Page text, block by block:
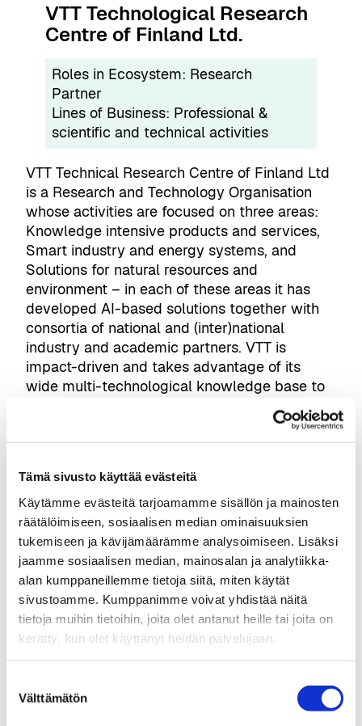
Tämä sivusto käyttää evästeitä
Käytämme evästeitä tarjoamamme sisällön ja mainosten
räätälöimiseen, sosiaalisen median ominaisuuksien
tukemiseen ja kävijämäärämme analysoimiseen. Lisäksi
jaamme sosiaalisen median, mainosalan ja analytiikka-
alan kumppaneillemme tietoja siitä, miten käytät
sivustoamme. Kumppanimme voivat yhdistää näitä
tietoja muihin tietoihin, joita olet antanut heille tai joita on
kerätty, kun olet käyttänyt heidän palvelujaan.
valinta
Välttämätön
VTT Technological Research
Centre of Finland Ltd.
Roles in Ecosystem: Research
Partner
Lines of Business: Professional &
scientific and technical activities
VTT Technical Research Centre of Finland Ltd
is a Research and Technology Organisation
whose activities are focused on three areas:
Knowledge intensive products and services,
Smart industry and energy systems, and
Solutions for natural resources and
environment – in each of these areas it has
developed AI-based solutions together with
consortia of national and (inter)national
industry and academic partners. VTT is
impact-driven and takes advantage of its
wide multi-technological knowledge base to
strengthen Finnish and European industrial
competitiveness. In addition to technological
and innovation expertise, VTT provides a
development of artificial intelligence.
tampereai@businesstampere.com